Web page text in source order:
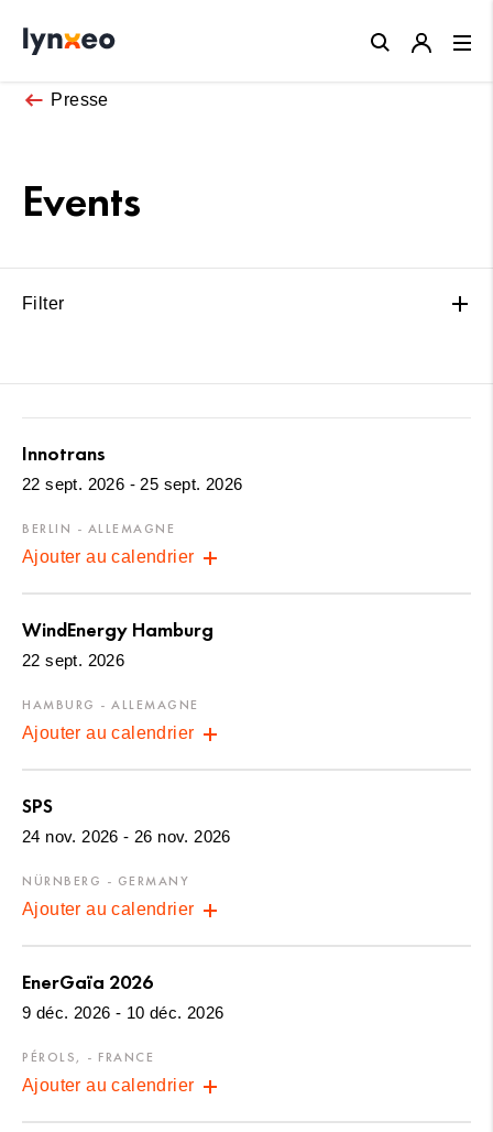
Presse
Events
Filter
Innotrans
22 sept. 2026 - 25 sept. 2026
BERLIN - ALLEMAGNE
Ajouter au calendrier
WindEnergy Hamburg
22 sept. 2026
HAMBURG - ALLEMAGNE
Ajouter au calendrier
SPS
24 nov. 2026 - 26 nov. 2026
NÜRNBERG - GERMANY
Ajouter au calendrier
EnerGaïa 2026
9 déc. 2026 - 10 déc. 2026
PÉROLS, - FRANCE
Ajouter au calendrier
Close